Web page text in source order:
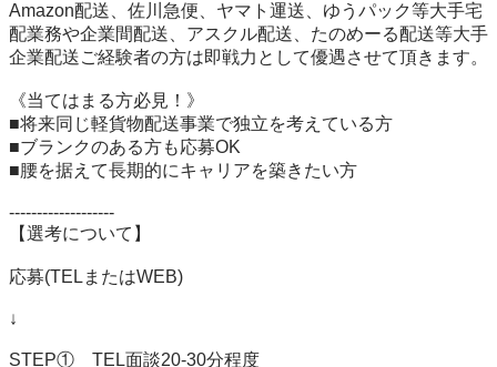
Amazon配送、佐川急便、ヤマト運送、ゆうパック等大手宅
配業務や企業間配送、アスクル配送、たのめーる配送等大手
企業配送ご経験者の方は即戦力として優遇させて頂きます。
《当てはまる方必見！》
■将来同じ軽貨物配送事業で独立を考えている方
■ブランクのある方も応募OK
■腰を据えて長期的にキャリアを築きたい方
-------------------
【選考について】
応募(TELまたはWEB)
↓
STEP①　TEL面談20-30分程度